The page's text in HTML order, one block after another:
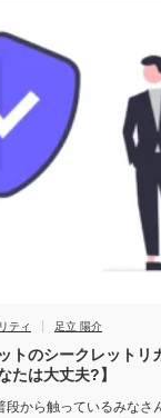
ティ 足立 陽介
トのシークレットリ
たは大丈夫?】
段から触っているみなさ